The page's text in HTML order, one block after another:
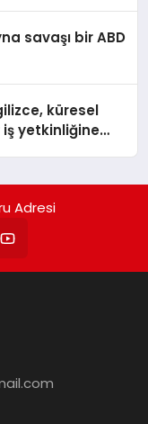
savaşı bir ABD
küresel
yetkinliğine
Adresi